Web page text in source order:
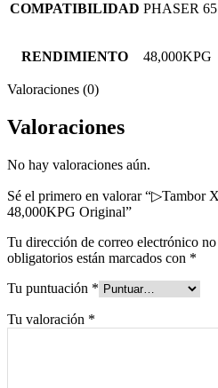
COMPATIBILIDAD PHASER
RENDIMIENTO 48,000KPG
Valoraciones (0)
Valoraciones
No hay valoraciones aún.
Sé el primero en valorar “▷Tambor
48,000KPG Original”
Tu dirección de correo electrónico
obligatorios están marcados con *
Tu puntuación *
Tu valoración *